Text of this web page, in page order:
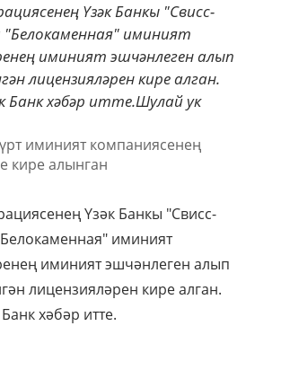
Үзәк Банкы "Свисс-
иминият
иминият эшчәнлеген алып
лицензияләрен кире алган.
Банк хәбәр итте.Шулай ук
Үзәк Банкы "Свисс-
иминият
иминият эшчәнлеген алып
лицензияләрен кире алган.
хәбәр итте.